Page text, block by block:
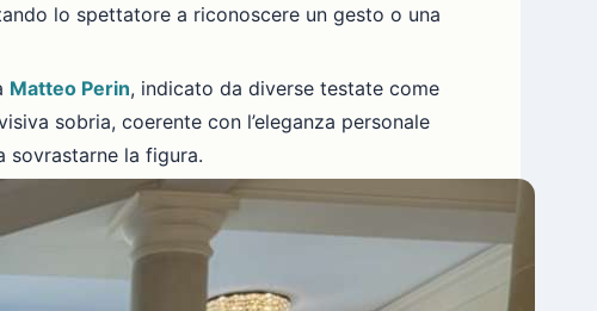
lo spettatore a riconoscere un gesto o una
Matteo Perin, indicato da diverse testate come
sobria, coerente con l’eleganza personale
sovrastarne la figura.